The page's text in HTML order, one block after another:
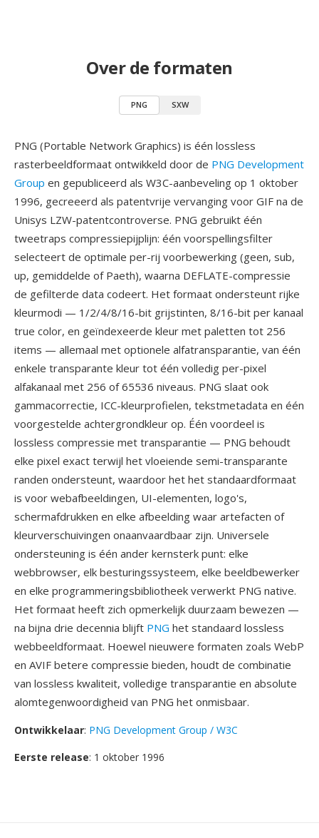
Over de formaten
PNG SXW
PNG (Portable Network Graphics) is één lossless
rasterbeeldformaat ontwikkeld door de PNG Development
Group en gepubliceerd als W3C-aanbeveling op 1 oktober
1996, gecreeerd als patentvrije vervanging voor GIF na de
Unisys LZW-patentcontroverse. PNG gebruikt één
tweetraps compressiepijplijn: één voorspellingsfilter
selecteert de optimale per-rij voorbewerking (geen, sub,
up, gemiddelde of Paeth), waarna DEFLATE-compressie
de gefilterde data codeert. Het formaat ondersteunt rijke
kleurmodi — 1/2/4/8/16-bit grijstinten, 8/16-bit per kanaal
true color, en geïndexeerde kleur met paletten tot 256
items — allemaal met optionele alfatransparantie, van één
enkele transparante kleur tot één volledig per-pixel
alfakanaal met 256 of 65536 niveaus. PNG slaat ook
gammacorrectie, ICC-kleurprofielen, tekstmetadata en één
voorgestelde achtergrondkleur op. Één voordeel is
lossless compressie met transparantie — PNG behoudt
elke pixel exact terwijl het vloeiende semi-transparante
randen ondersteunt, waardoor het het standaardformaat
is voor webafbeeldingen, UI-elementen, logo's,
schermafdrukken en elke afbeelding waar artefacten of
kleurverschuivingen onaanvaardbaar zijn. Universele
ondersteuning is één ander kernsterk punt: elke
webbrowser, elk besturingssysteem, elke beeldbewerker
en elke programmeringsbibliotheek verwerkt PNG native.
Het formaat heeft zich opmerkelijk duurzaam bewezen —
na bijna drie decennia blijft PNG het standaard lossless
webbeeldformaat. Hoewel nieuwere formaten zoals WebP
en AVIF betere compressie bieden, houdt de combinatie
van lossless kwaliteit, volledige transparantie en absolute
alomtegenwoordigheid van PNG het onmisbaar.
Ontwikkelaar: PNG Development Group / W3C
Eerste release: 1 oktober 1996